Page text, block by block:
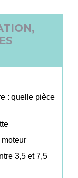
: quelle pièce
moteur
3,5 et 7,5